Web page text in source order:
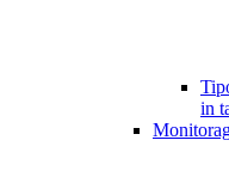
in